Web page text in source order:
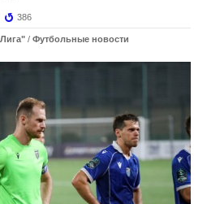
386
/ Футбольные новости